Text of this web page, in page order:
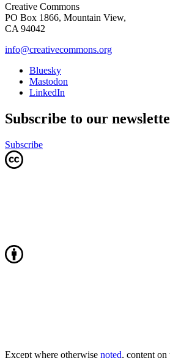
Creative Commons
PO Box 1866, Mountain View,
CA 94042
info@creativecommons.org
Bluesky
Mastodon
LinkedIn
Subscribe to our
Subscribe
Except where otherwise noted, content on